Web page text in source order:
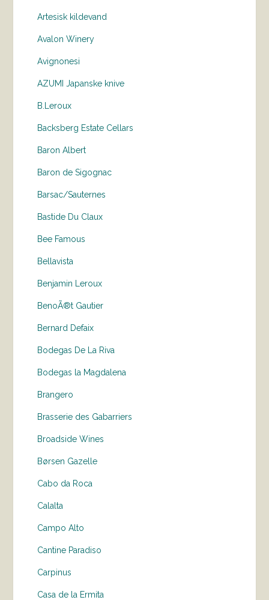
Artesisk kildevand
Avalon Winery
Avignonesi
AZUMI Japanske knive
B.Leroux
Backsberg Estate Cellars
Baron Albert
Baron de Sigognac
Barsac/Sauternes
Bastide Du Claux
Bee Famous
Bellavista
Benjamin Leroux
BenoÃ®t Gautier
Bernard Defaix
Bodegas De La Riva
Bodegas la Magdalena
Brangero
Brasserie des Gabarriers
Broadside Wines
Børsen Gazelle
Cabo da Roca
Calalta
Campo Alto
Cantine Paradiso
Carpinus
Casa de la Ermita